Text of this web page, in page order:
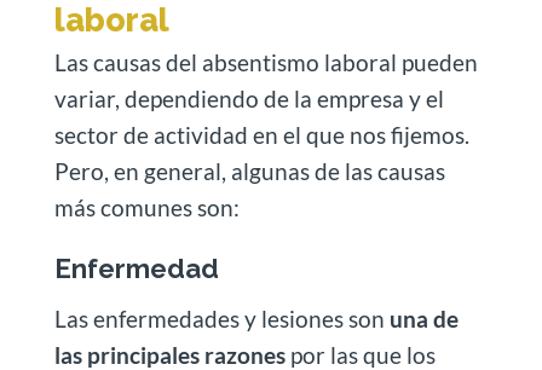
laboral
Las causas del absentismo laboral pueden
variar, dependiendo de la empresa y el
sector de actividad en el que nos fijemos.
Pero, en general, algunas de las causas
más comunes son:
Enfermedad
Las enfermedades y lesiones son una de
las principales razonespor las que los